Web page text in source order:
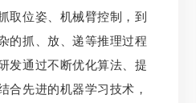
取位姿、机械臂控制，到
的抓、放、递等推理过程
发通过不断优化算法、提
合先进的机器学习技术，